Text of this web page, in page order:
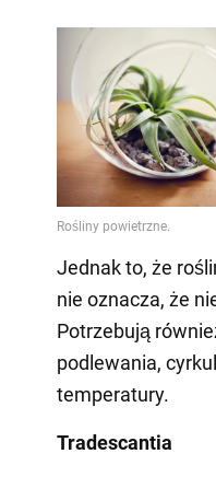
Jednak to, że
nie oznacza, że
Potrzebują
podlewania,
temperatury.
Tradescantia